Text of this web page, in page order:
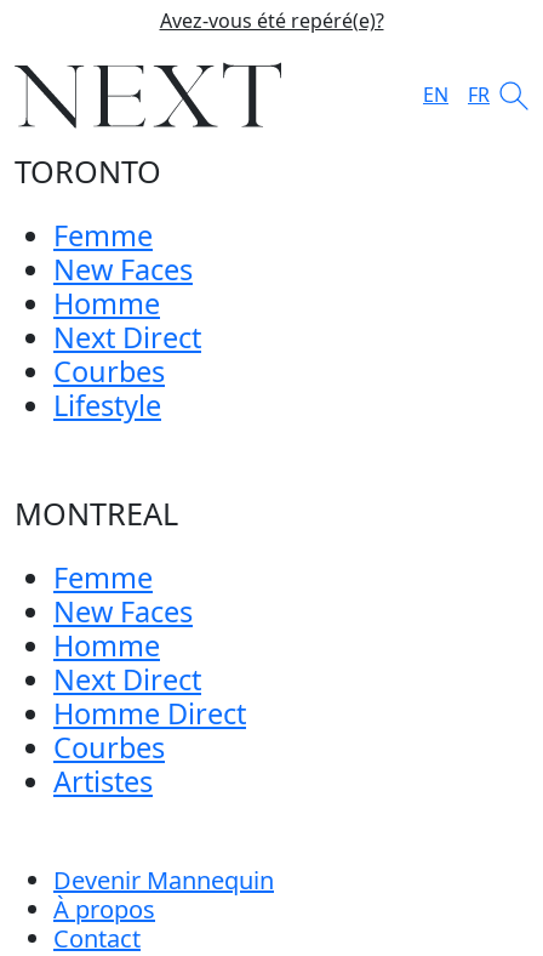
Avez-vous été repéré(e)?
EN FR
TORONTO
Femme
New Faces
Homme
Next Direct
Courbes
Lifestyle
MONTREAL
Femme
New Faces
Homme
Next Direct
Homme Direct
Courbes
Artistes
Devenir Mannequin
À propos
Contact